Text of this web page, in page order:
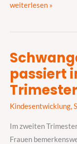
weiterlesen »
passiert
Kindesentwicklung,
Im zweiten
Frauen
Schwangerschaft:
Was
passiert
im
zweiten
Trimester?